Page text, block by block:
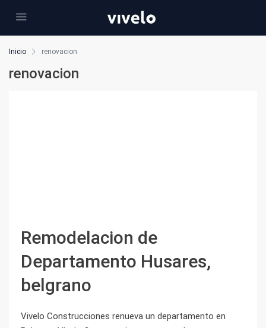
Inicio renovacion
renovacion
Remodelacion de
Departamento Husares,
belgrano
Vivelo Construcciones renueva un departamento en